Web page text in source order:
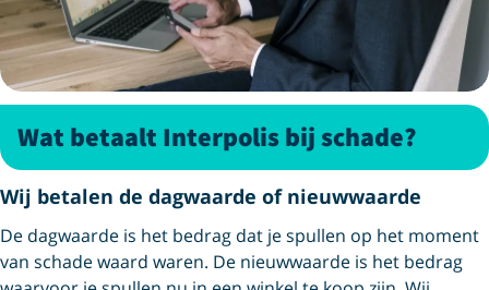
Wat betaalt Interpolis bij schade?
Wij betalen de dagwaarde of nieuwwaarde
De dagwaarde is het bedrag dat je spullen op het moment
van schade waard waren. De nieuwwaarde is het bedrag